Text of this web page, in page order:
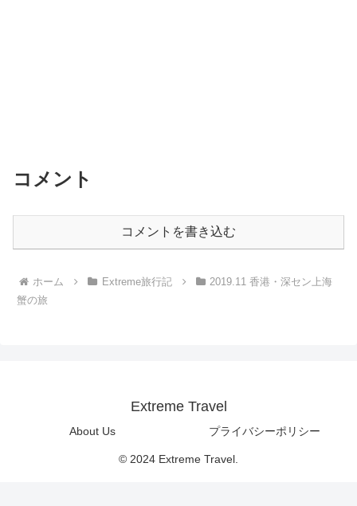
コメント
コメントを書き込む
ホーム Extreme旅行記
2019.11 香港・深セン上海
蟹の旅
Extreme Travel
About Us プライバシーポリシー
© 2024 Extreme Travel.